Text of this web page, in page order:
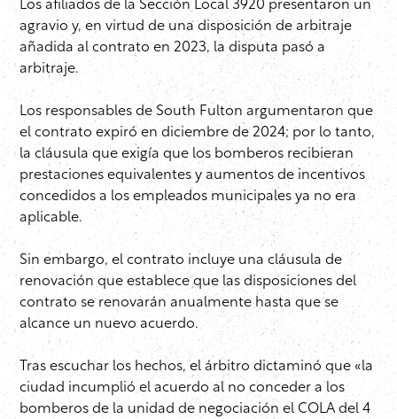
Los afiliados de la Sección Local 3920 presentaron un
agravio y, en virtud de una disposición de arbitraje
añadida al contrato en 2023, la disputa pasó a
arbitraje.
Los responsables de South Fulton argumentaron que
el contrato expiró en diciembre de 2024; por lo tanto,
la cláusula que exigía que los bomberos recibieran
prestaciones equivalentes y aumentos de incentivos
concedidos a los empleados municipales ya no era
aplicable.
Sin embargo, el contrato incluye una cláusula de
renovación que establece que las disposiciones del
contrato se renovarán anualmente hasta que se
alcance un nuevo acuerdo.
Tras escuchar los hechos, el árbitro dictaminó que «la
ciudad incumplió el acuerdo al no conceder a los
bomberos de la unidad de negociación el COLA del 4